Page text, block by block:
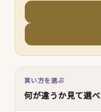
買い方を選ぶ
何が違うか見て選